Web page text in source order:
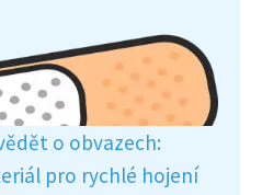
o obvazech:
pro rychlé hojení